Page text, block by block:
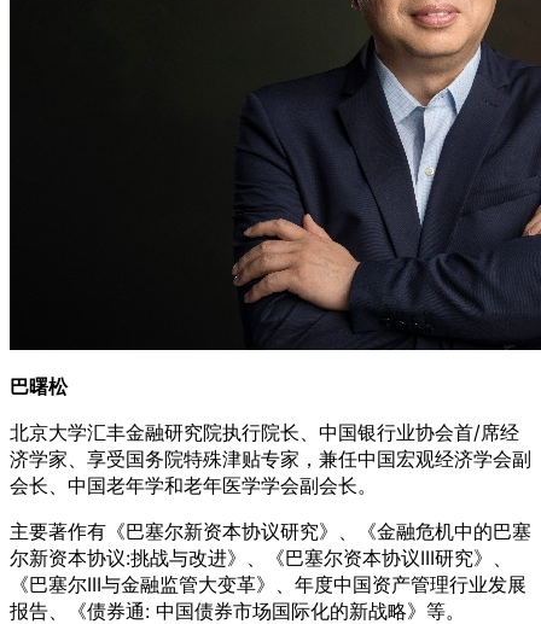
巴曙松
北京大学汇丰金融研究院执行院长、中国银行业协会首/席经
济学家、享受国务院特殊津贴专家，兼任中国宏观经济学会副
会长、中国老年学和老年医学学会副会长。
主要著作有《巴塞尔新资本协议研究》、《金融危机中的巴塞
尔新资本协议:挑战与改进》、《巴塞尔资本协议III研究》、
《巴塞尔III与金融监管大变革》、年度中国资产管理行业发展
报告、《债券通: 中国债券市场国际化的新战略》等。